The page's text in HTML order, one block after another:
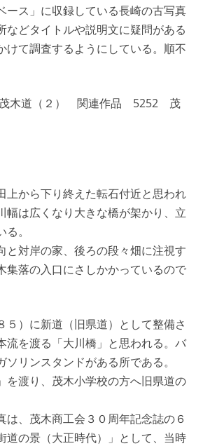
ース」に収録している長崎の古写真
などタイトルや説明文に疑問がある
けて調査するようにしている。順不
木道（２） 関連作品 5252 茂
上から下り終えた転石付近と思われ
幅は広くなり大きな橋が架かり、立
。
と対岸の家、後ろの段々畑に注視す
集落の入口にさしかかっているので
５）に新道（旧県道）として整備さ
流を渡る「大川橋」と思われる。バ
リンスタンドがある所である。
を渡り、茂木小学校の方へ旧県道の
は、茂木商工会３０周年記念誌の６
道の景（大正時代）」として、当時